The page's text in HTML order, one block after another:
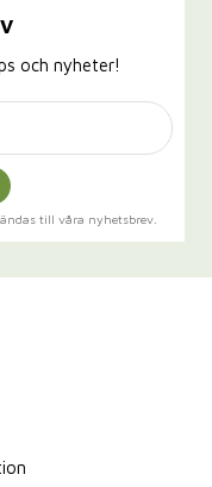
och nyheter!
till våra nyhetsbrev.